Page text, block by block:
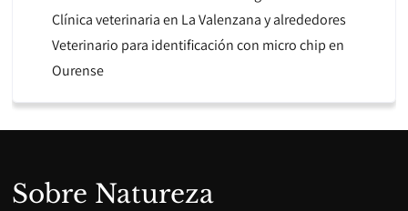
Clínica veterinaria en La Valenzana y alrededores
Veterinario para identificación con micro chip en
Ourense
Sobre Natureza